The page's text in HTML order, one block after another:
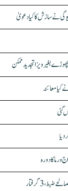
نے سازش کا کیا دعویٰ
کیا معائنہ
گئی
کا دورہ